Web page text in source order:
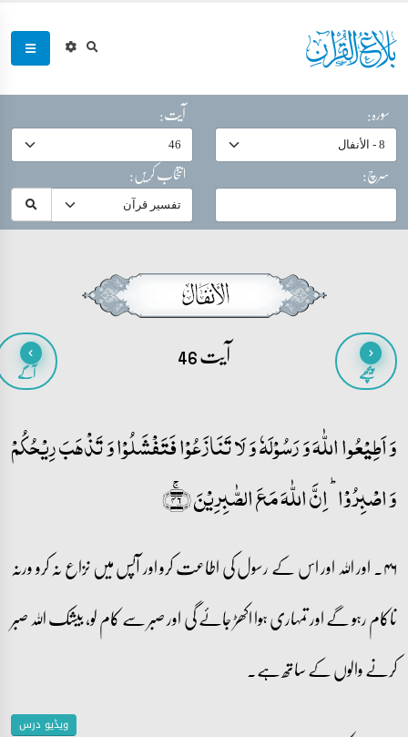
سورہ:
آیت:
سرچ:
انتخاب کریں:
پیچھے آیت 46 آگے
وَ اَطِیۡعُوا اللّٰہَ وَ رَسُوۡلَہٗ وَ لَا تَنَازَعُوۡا فَتَفۡشَلُوۡا وَ تَذۡہَبَ رِیۡحُکُمۡ
وَ اصۡبِرُوۡا ؕ اِنَّ اللّٰہَ مَعَ الصّٰبِرِیۡنَ ﴿ۚ۴۶﴾
۴۶۔ اور اللہ اور اس کے رسول کی اطاعت کرو اور آپس میں نزاع نہ کرو ورنہ
ناکام رہو گے اور تمہاری ہوا اکھڑ جائے گی اور صبر سے کام لو، بیشک اللہ صبر
کرنے والوں کے ساتھ ہے۔
ویڈیو درس